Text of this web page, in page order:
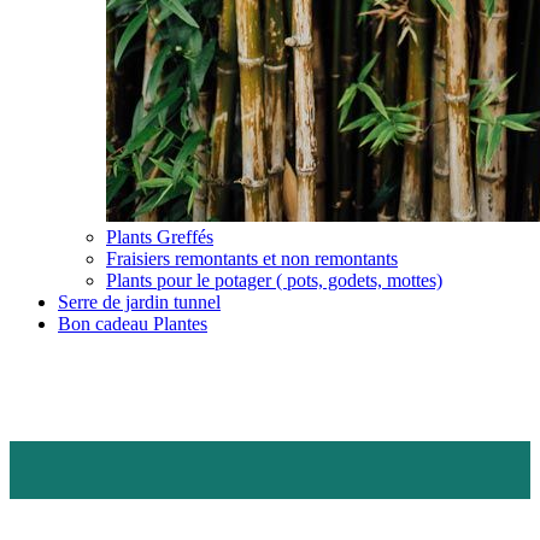
Plants Greffés
Fraisiers remontants et non remontants
Plants pour le potager ( pots, godets, mottes)
Serre de jardin tunnel
Bon cadeau Plantes